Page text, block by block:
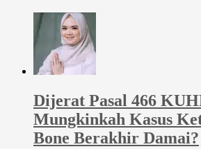
Dijerat Pasal 466
Mungkinkah Kasus
Bone Berakhir Damai?